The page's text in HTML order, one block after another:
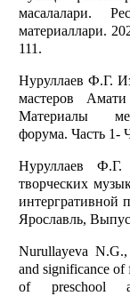
масалалари.
материаллари.
111.
Нуруллаев Ф.Г.
мастеров
Материалы
форума. Часть 1-
Нуруллаев Ф.Г.
творческих
интергративной
Ярославль,
Nurullayeva
and significance
of preschool